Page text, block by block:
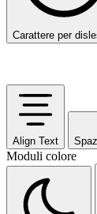
Carattere per
Align Text
Moduli colore